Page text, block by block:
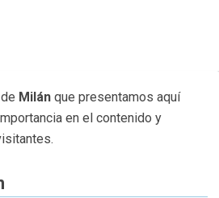
Milán que presentamos aquí
en el contenido y